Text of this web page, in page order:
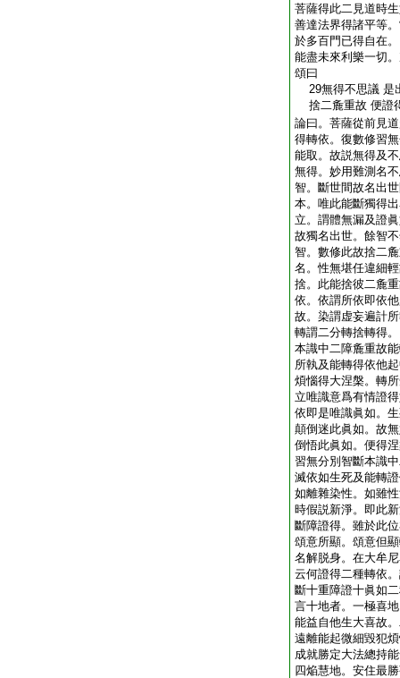
菩薩得此二見道時
善達法界得諸平等
於多百門已得自在
能盡未來利樂一切
頌曰
29無得不思議 是
捨二麁重故 便證
論曰。菩薩從前見
得轉依。復數修習
能取。故説無得及
無得。妙用難測名
智。斷世間故名出
本。唯此能斷獨得
立。謂體無漏及證
故獨名出世。餘智
智。數修此故捨二
名。性無堪任違細
捨。此能捨彼二麁
依。依謂所依即依
故。染謂虚妄遍計
轉謂二分轉捨轉得
本識中二障麁重故
所執及能轉得依他
煩惱得大涅槃。轉
立唯識意爲有情證
依即是唯識眞如。
顛倒迷此眞如。故
倒悟此眞如。便得
習無分別智斷本識
滅依如生死及能轉
如離雜染性。如雖
時假説新淨。即此
斷障證得。雖於此
頌意所顯。頌意但
名解脱身。在大牟
云何證得二種轉依
斷十重障證十眞如
言十地者。一極喜
能益自他生大喜故
遠離能起微細毀犯
成就勝定大法總持
四焔慧地。安住最